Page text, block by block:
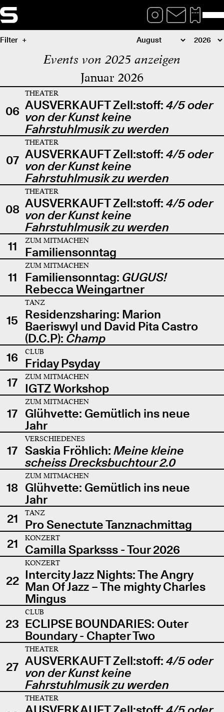
Filter
Events von 2025 anzeigen
Januar 2026
06
THEATER
AUSVERKAUFT Zell:stoff: 4/5 oder
von der Kunst keine
Fahrstuhlmusik zu werden
07
THEATER
AUSVERKAUFT Zell:stoff: 4/5 oder
von der Kunst keine
Fahrstuhlmusik zu werden
08
THEATER
AUSVERKAUFT Zell:stoff: 4/5 oder
von der Kunst keine
Fahrstuhlmusik zu werden
11
ZUM MITMACHEN
Familiensonntag
11
ZUM MITMACHEN
Familiensonntag: GUGUS!
Rebecca Weingartner
15
TANZ
Residenzsharing: Marion
Baeriswyl und David Pita Castro
(D.C.P): Champ
16
CLUB
Friday Psyday
17
ZUM MITMACHEN
IGTZ Workshop
17
ZUM MITMACHEN
Glühvette: Gemütlich ins neue
Jahr
17
VERSCHIEDENES
Saskia Fröhlich: Meine kleine
scheiss Drecksbuchtour 2.0
18
ZUM MITMACHEN
Glühvette: Gemütlich ins neue
Jahr
21
TANZ
Pro Senectute Tanznachmittag
21
KONZERT
Camilla Sparksss - Tour 2026
22
KONZERT
Intercity Jazz Nights: The Angry
Man Of Jazz – The mighty Charles
Mingus
23
CLUB
ECLIPSE BOUNDARIES: Outer
Boundary - Chapter Two
27
THEATER
AUSVERKAUFT Zell:stoff: 4/5 oder
von der Kunst keine
Fahrstuhlmusik zu werden
THEATER